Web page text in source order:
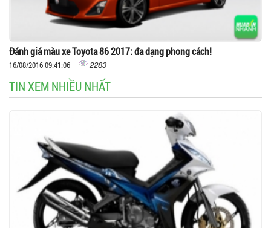
Đánh giá màu xe Toyota 86 2017: đa dạng phong cách!
16/08/2016 09:41:06 2283
TIN XEM NHIỀU NHẤT